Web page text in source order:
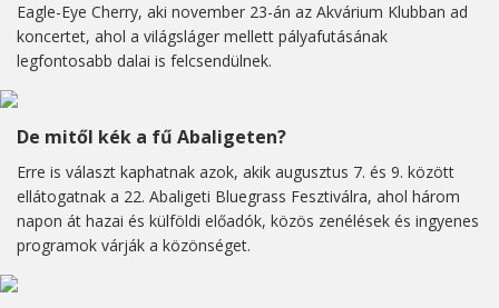
Eagle-Eye Cherry, aki november 23-án az Akvárium Klubban ad
koncertet, ahol a világsláger mellett pályafutásának
legfontosabb dalai is felcsendülnek.
De mitől kék a fű Abaligeten?
Erre is választ kaphatnak azok, akik augusztus 7. és 9. között
ellátogatnak a 22. Abaligeti Bluegrass Fesztiválra, ahol három
napon át hazai és külföldi előadók, közös zenélések és ingyenes
programok várják a közönséget.